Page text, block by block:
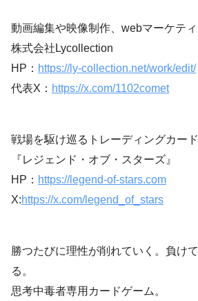
動画編集や映像制作、webマーケティ
株式会社Lycollection
HP： https://ly-collection.net/work/edit/
代表X： https://x.com/1102comet
戦場を駆け巡るトレーディングカー
『レジェンド・オブ・スターズ』
HP： https://legend-of-stars.com
X:https://x.com/legend_of_stars
勝つたびに理性が削れていく。負け
る。
思考中毒者専用カードゲーム。